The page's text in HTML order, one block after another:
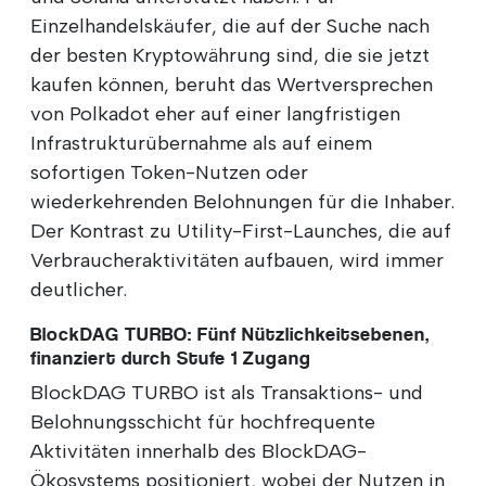
Einzelhandelskäufer, die auf der Suche nach
der besten Kryptowährung sind, die sie jetzt
kaufen können, beruht das Wertversprechen
von Polkadot eher auf einer langfristigen
Infrastrukturübernahme als auf einem
sofortigen Token-Nutzen oder
wiederkehrenden Belohnungen für die Inhaber.
Der Kontrast zu Utility-First-Launches, die auf
Verbraucheraktivitäten aufbauen, wird immer
deutlicher.
BlockDAG TURBO: Fünf Nützlichkeitsebenen,
finanziert durch Stufe 1 Zugang
BlockDAG TURBO ist als Transaktions- und
Belohnungsschicht für hochfrequente
Aktivitäten innerhalb des BlockDAG-
Ökosystems positioniert, wobei der Nutzen in